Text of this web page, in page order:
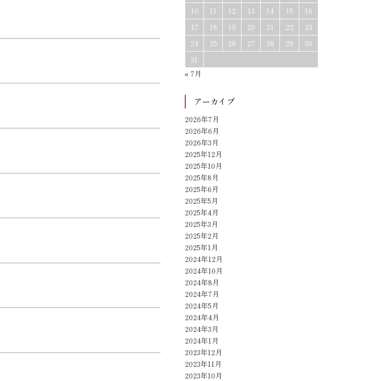
10
11 12 13 14 15
16
17
18 19 20 21 22
23
24
25 26 27 28 29
30
31
« 7月
アーカイブ
2026年7月
2026年6月
2026年3月
2025年12月
2025年10月
2025年8月
2025年6月
2025年5月
2025年4月
2025年3月
2025年2月
2025年1月
2024年12月
2024年10月
2024年8月
2024年7月
2024年5月
2024年4月
2024年3月
2024年1月
2023年12月
2023年11月
2023年10月